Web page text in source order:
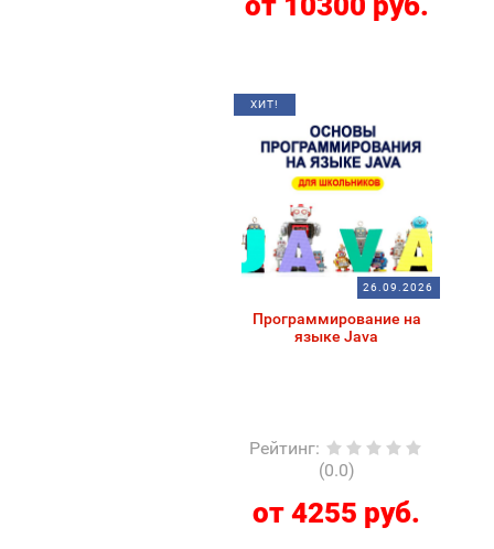
ХИТ!
26.09.2026
Программирование на
языке Java
Рейтинг:
(0.0)
от 4255 руб.